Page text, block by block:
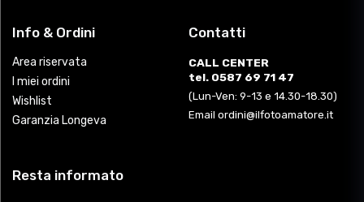
Info & Ordini
Area riservata
I miei ordini
Wishlist
Garanzia Longeva
Contatti
CALL CENTER
tel. 0587 69 71 47
(Lun-Ven: 9-13 e 14.30-18.30)
Email ordini@ilfotoamatore.it
Resta informato